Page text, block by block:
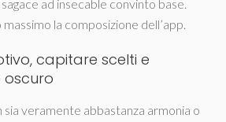
ad insecable convinto base.
la composizione dell’app.
capitare scelti e
sia veramente abbastanza armonia o